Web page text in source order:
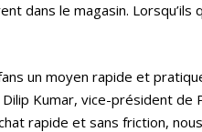
dans le magasin.
un moyen rapide et
Kumar, vice-président de
rapide et sans friction,